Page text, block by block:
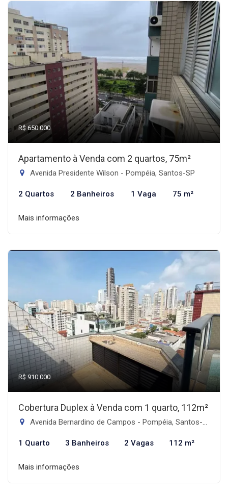
R$ 650.000
Apartamento à Venda com 2 quartos, 75m²
Avenida Presidente Wilson - Pompéia, Santos-SP
2 Quartos 2 Banheiros 1 Vaga 75 m²
Mais informações
R$ 910.000
Cobertura Duplex à Venda com 1 quarto, 112m²
Avenida Bernardino de Campos - Pompéia, Santos-SP
1 Quarto 3 Banheiros 2 Vagas 112 m²
Mais informações